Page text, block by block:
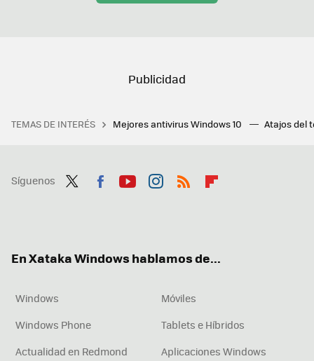
TEMAS DE INTERÉS Mejores antivirus Windows 10 Atajos del
Síguenos
En Xataka Windows hablamos de...
Windows
Móviles
Windows Phone
Tablets e Híbridos
Actualidad en Redmond
Aplicaciones Windows